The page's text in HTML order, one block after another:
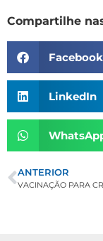
Compartilhe
Facebook
LinkedIn
ANTERIOR
VACINAÇÃO PARA